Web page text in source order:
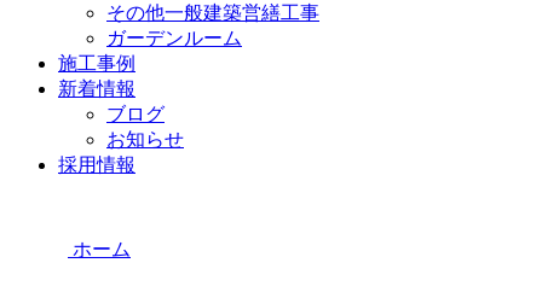
その他一般建築営繕工事
ガーデンルーム
施工事例
新着情報
ブログ
お知らせ
採用情報
ホーム